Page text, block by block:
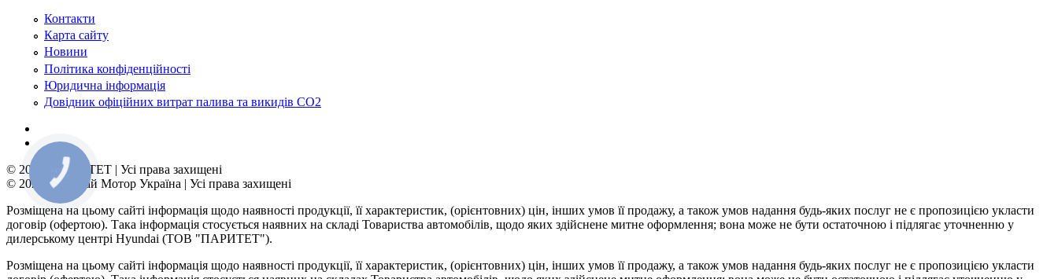
Контакти
Карта сайту
Новини
Політика конфіденційності
Юридична інформація
Довідник офіційних витрат палива та викидів СО2
© 2026 | ПАРИТЕТ | Усі права захищені
© 2026 | Хюндай Мотор Україна | Усі права захищені
Розміщена на цьому сайті інформація щодо наявності продукції, її характеристик, (орієнтовних) цін, інших умов її продажу, а також умов надання будь-яких послуг не є пропозицією укласти
договір (офертою). Така інформація стосується наявних на складі Товариства автомобілів, щодо яких здійснене митне оформлення; вона може не бути остаточною і підлягає уточненню у
дилерському центрі Hyundai (ТОВ "ПАРИТЕТ").
Розміщена на цьому сайті інформація щодо наявності продукції, її характеристик, (орієнтовних) цін, інших умов її продажу, а також умов надання будь-яких послуг не є пропозицією укласти
КНОПКА
ЗВ'ЯЗКУ